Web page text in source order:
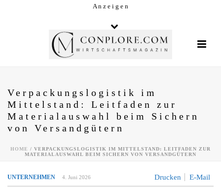
A n z e i g e n
Verpackungslogistik im
Mittelstand: Leitfaden zur
Materialauswahl beim Sichern
von Versandgütern
HOME / VERPACKUNGSLOGISTIK IM MITTELSTAND: LEITFADEN ZUR
MATERIALAUSWAHL BEIM SICHERN VON VERSANDGÜTERN
Drucken E-Mail
UNTERNEHMEN 4. Juni 2026